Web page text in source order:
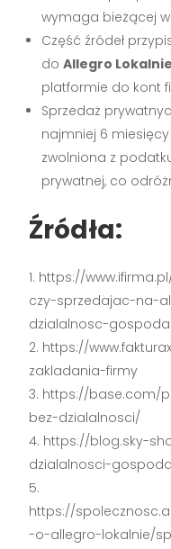
wymaga bieżącej
Część źródeł
doAllegro
platformie do kont
Sprzedaż
najmniej 6
zwolniona z
prywatnej, co
Źródła:
https://
czy-sprzedajac-na-
dzialalnosc-
https://
zakladania-firmy
https://base.com/
bez-dzialalnosci/
https://blog.sky-
dzialalnosci-
https://
-o-allegro-lokalnie/